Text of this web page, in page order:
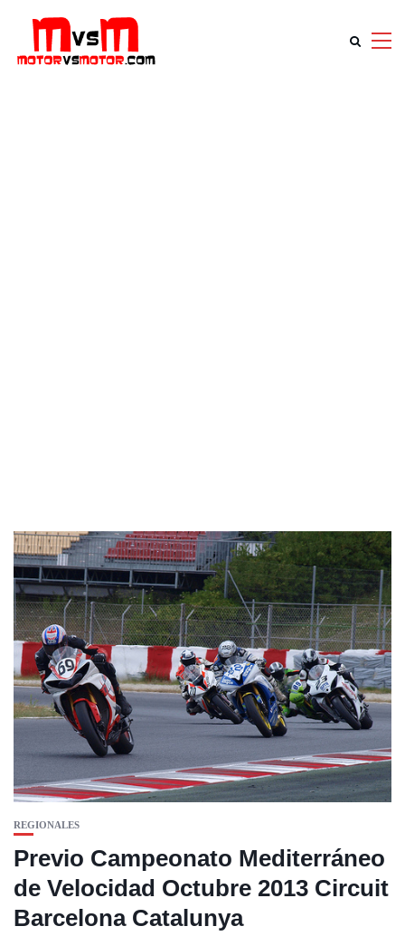
REGIONALES
Previo Campeonato Mediterráneo
de Velocidad Octubre 2013 Circuit
Barcelona Catalunya